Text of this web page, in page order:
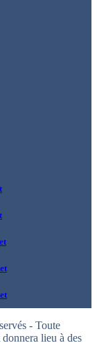
- Toute
lieu à des